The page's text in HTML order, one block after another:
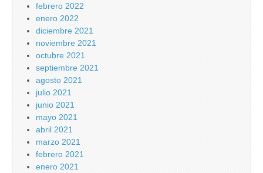
febrero 2022
enero 2022
diciembre 2021
noviembre 2021
octubre 2021
septiembre 2021
agosto 2021
julio 2021
junio 2021
mayo 2021
abril 2021
marzo 2021
febrero 2021
enero 2021